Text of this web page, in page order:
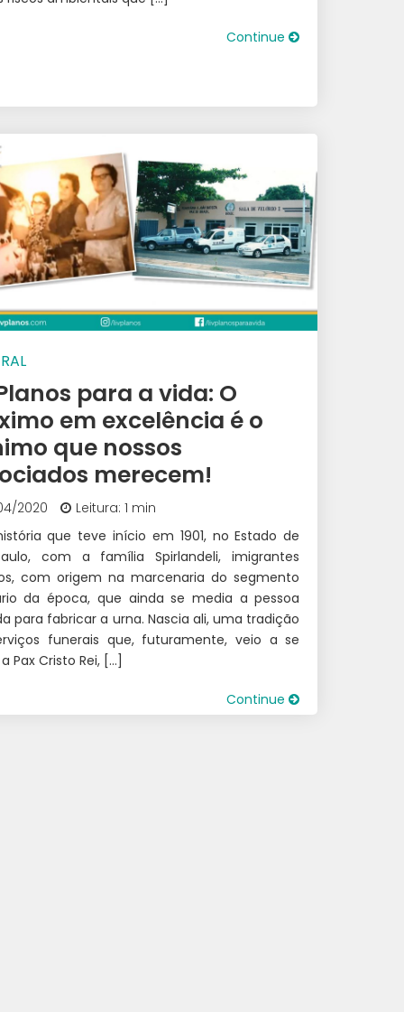
Continue
para a vida: O
em excelência é o
que nossos
merecem!
2020
Leitura: 1 min
que teve início em 1901, no Estado de
com a família Spirlandeli, imigrantes
com origem na marcenaria do segmento
da época, que ainda se media a pessoa
para fabricar a urna. Nascia ali, uma tradição
funerais que, futuramente, veio a se
Pax Cristo Rei, […]
Continue